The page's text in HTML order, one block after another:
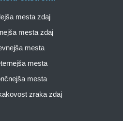
mesta zdaj
mesta zdaj
mesta
mesta
mesta
zraka zdaj